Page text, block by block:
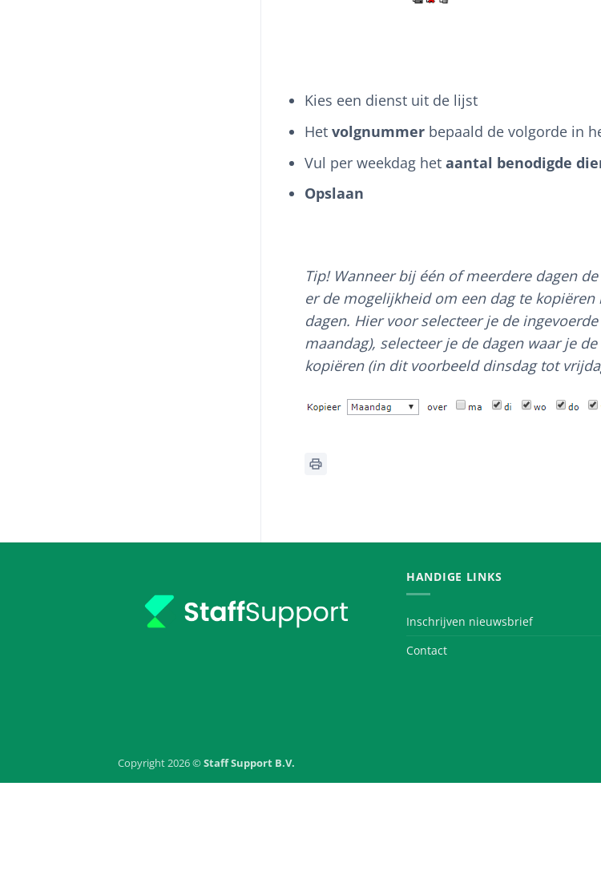
Kies een dienst uit de lijst
Het volgnummer bepaald de volgorde in
Vul per weekdag het aantal benodigde
Opslaan
Tip! Wanneer bij één of meerdere dagen
er de mogelijkheid om een dag te kopiëren
dagen. Hier voor selecteer je de
maandag), selecteer je de dagen waar je
kopiëren (in dit voorbeeld dinsdag tot
HANDIGE LINKS
Inschrijven nieuwsbrief
Contact
Copyright 2026 ©Staff Support B.V.